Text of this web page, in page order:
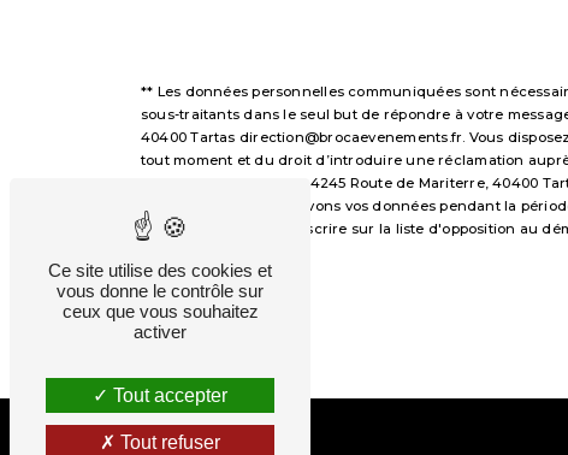
** Les données personnelles communiquées sont
sous-traitants dans le seul but de répondre à votre
40400 Tartas direction@brocaevenements.fr. Vous
tout moment et du droit d’introduire une réclamation
voie postale à l'adresse 4245 Route de Mariterre, 40400
demandé. Nous conservons vos données pendant la
avez le droit de vous inscrire sur la liste d'opposition au
Ce site utilise des cookies et
vous donne le contrôle sur
ceux que vous souhaitez
activer
Tout accepter
Tout refuser